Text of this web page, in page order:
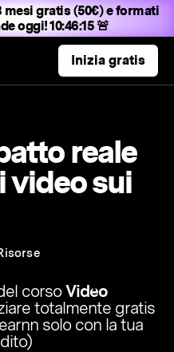
gratis (50€) e formati
oggi! 10:46:14 🚨
Inizia gratis
reale
video sui
corsoVideo
totalmente gratis
solo con la tua